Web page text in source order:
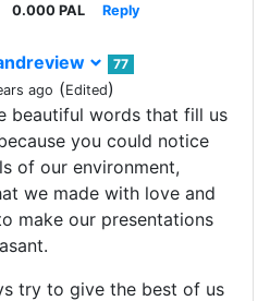
0.000 PAL Reply
77
ago (Edited)
beautiful words that fill us
you could notice
of our environment,
we made with love and
make our presentations
try to give the best of us